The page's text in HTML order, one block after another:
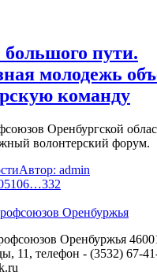
большого пути.
молодежь
команду
Оренбургской
волонтерский форум.
Автор: admin
106…332
Оренбуржья
11, телефон - (3532) 67-